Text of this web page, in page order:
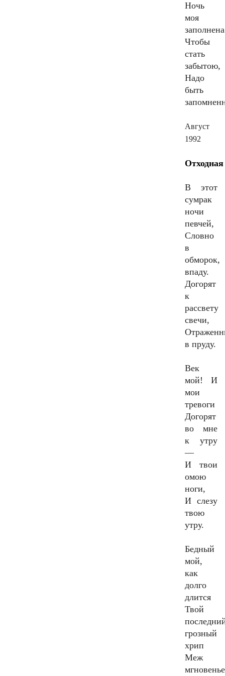
Ночь
моя
Чтобы
стать
забытою,
Надо
быть
Август
1992
Отходная
В этот
сумрак
ночи
певчей,
Словно
в
обморок,
впаду.
Догорят
к
рассвету
свечи,
в пруду.
Век
мой! И
мои
тревоги
Догорят
во мне
к утру
—
И твои
омою
ноги,
И слезу
твою
утру.
Бедный
мой,
как
долго
длится
Твой
грозный
хрип
Меж